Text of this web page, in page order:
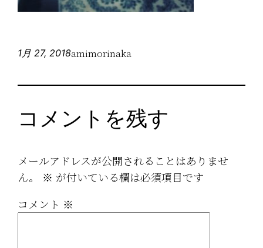
1月 27, 2018amimorinaka
コメントを残す
メールアドレスが公開されることはありませ
ん。
※ が付いている欄は必須項目です
コメント ※